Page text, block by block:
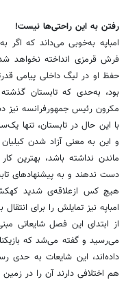
رفتن به این راحتی‌ها نیست!
امباپه به‌خوبی می‌داند که اگر
فرش قرمزی انداخته نخواهد
حفظ او در لیگ داخلی پیامی
بود، به‌حدی که تابستان
مکرون رئیس جمهورفرانسه نیز
با این حال در تابستان، تنها
ماندن نداشته باشد، بهترین
دست ندهند و به پیشنهادهای
هیچ کس ازعلاقه‌ی شدید
امباپه نیز تمایلش را برای
از ابتدای این فصل شایعاتی
می‌رسید و گفته می‌شد که
داده‌اند، این شایعات به حدی
هم اختلافی دارند آن را در